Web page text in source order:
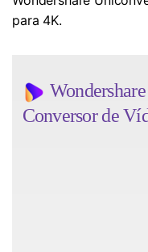
para 4K.
Conversor de